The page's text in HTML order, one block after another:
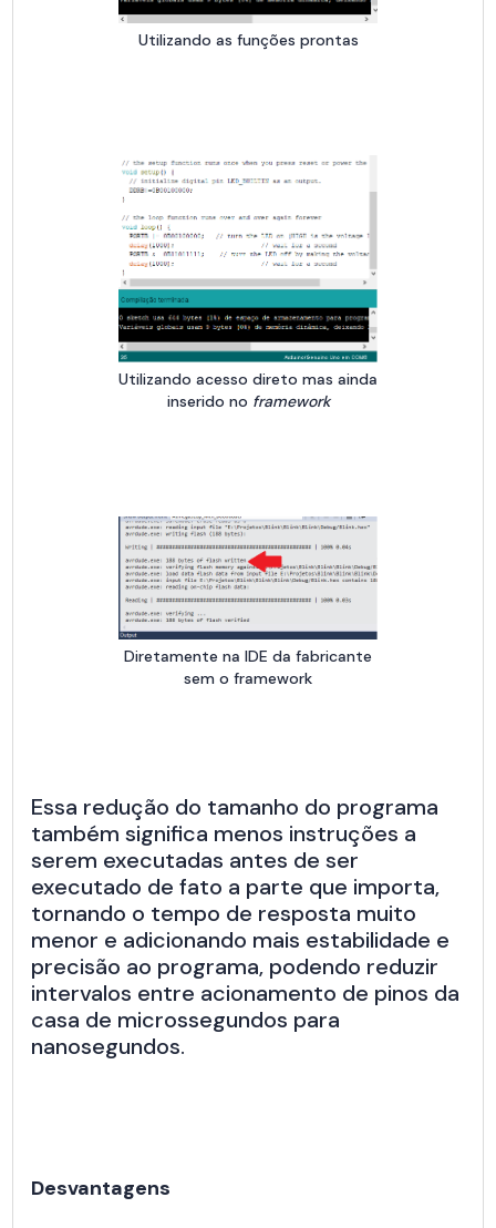
Utilizando as funções prontas
Utilizando acesso direto mas ainda
inserido no framework
Diretamente na IDE da fabricante
sem o framework
Essa redução do tamanho do programa
também significa menos instruções a
serem executadas antes de ser
executado de fato a parte que importa,
tornando o tempo de resposta muito
menor e adicionando mais estabilidade e
precisão ao programa, podendo reduzir
intervalos entre acionamento de pinos da
casa de microssegundos para
nanosegundos.
Desvantagens